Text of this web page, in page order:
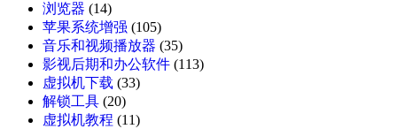
浏览器 (14)
苹果系统增强 (105)
音乐和视频播放器 (35)
影视后期和办公软件 (113)
虚拟机下载 (33)
解锁工具 (20)
虚拟机教程 (11)